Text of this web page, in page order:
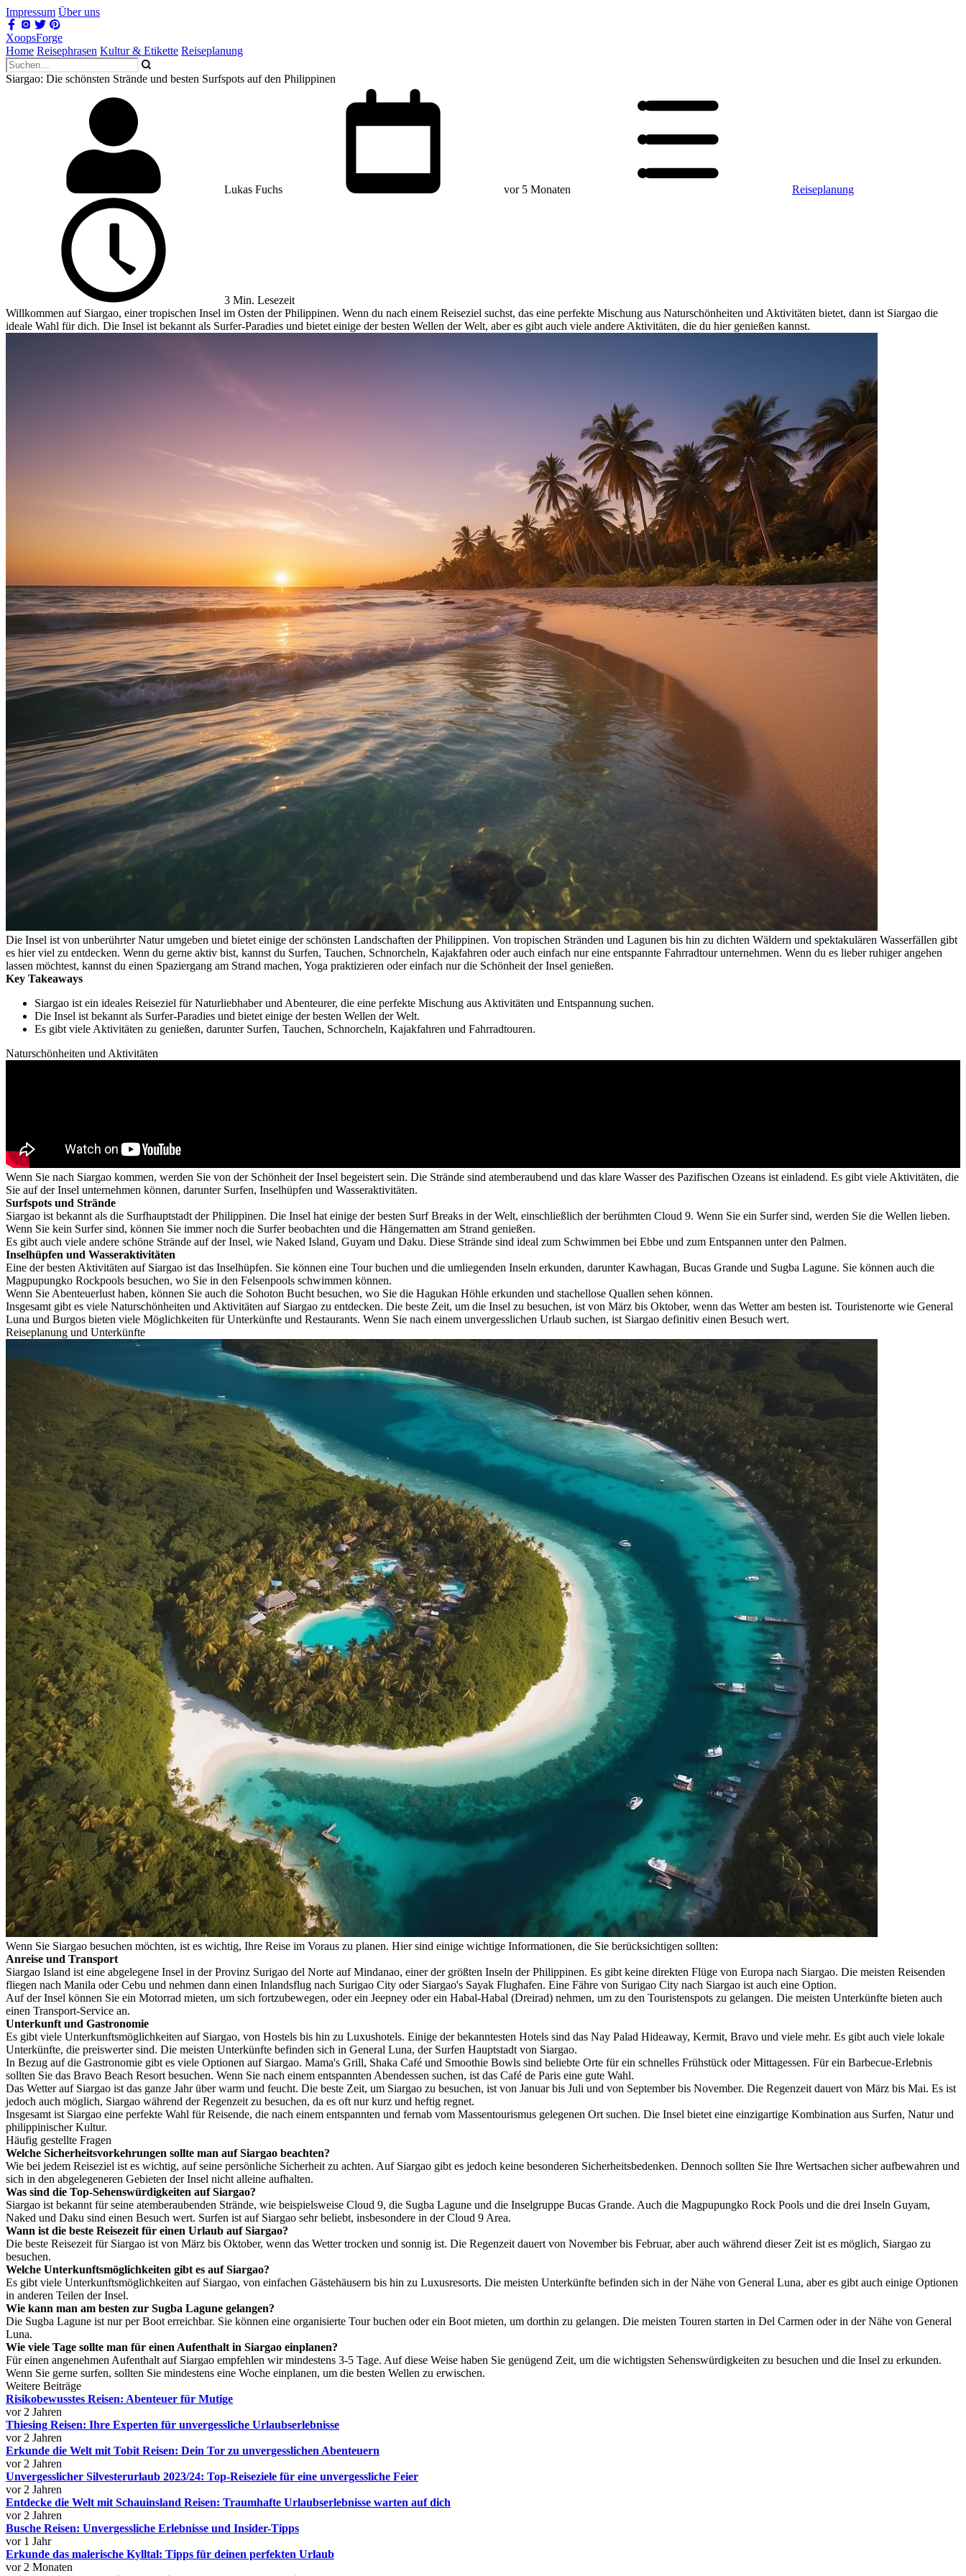
Impressum Über uns
XoopsForge
Home Reisephrasen Kultur & Etikette Reiseplanung
Siargao: Die schönsten Strände und besten Surfspots auf den Philippinen
Lukas Fuchs vor 5 Monaten Reiseplanung
3 Min. Lesezeit
Willkommen auf Siargao, einer tropischen Insel im Osten der Philippinen. Wenn du nach einem Reiseziel suchst, das eine perfekte Mischung aus Naturschönheiten und Aktivitäten bietet, dann ist Siargao die
ideale Wahl für dich. Die Insel ist bekannt als Surfer-Paradies und bietet einige der besten Wellen der Welt, aber es gibt auch viele andere Aktivitäten, die du hier genießen kannst.
Die Insel ist von unberührter Natur umgeben und bietet einige der schönsten Landschaften der Philippinen. Von tropischen Stränden und Lagunen bis hin zu dichten Wäldern und spektakulären Wasserfällen gibt
es hier viel zu entdecken. Wenn du gerne aktiv bist, kannst du Surfen, Tauchen, Schnorcheln, Kajakfahren oder auch einfach nur eine entspannte Fahrradtour unternehmen. Wenn du es lieber ruhiger angehen
lassen möchtest, kannst du einen Spaziergang am Strand machen, Yoga praktizieren oder einfach nur die Schönheit der Insel genießen.
Key Takeaways
Siargao ist ein ideales Reiseziel für Naturliebhaber und Abenteurer, die eine perfekte Mischung aus Aktivitäten und Entspannung suchen.
Die Insel ist bekannt als Surfer-Paradies und bietet einige der besten Wellen der Welt.
Es gibt viele Aktivitäten zu genießen, darunter Surfen, Tauchen, Schnorcheln, Kajakfahren und Fahrradtouren.
Naturschönheiten und Aktivitäten
Wenn Sie nach Siargao kommen, werden Sie von der Schönheit der Insel begeistert sein. Die Strände sind atemberaubend und das klare Wasser des Pazifischen Ozeans ist einladend. Es gibt viele Aktivitäten, die
Sie auf der Insel unternehmen können, darunter Surfen, Inselhüpfen und Wasseraktivitäten.
Surfspots und Strände
Siargao ist bekannt als die Surfhauptstadt der Philippinen. Die Insel hat einige der besten Surf Breaks in der Welt, einschließlich der berühmten Cloud 9. Wenn Sie ein Surfer sind, werden Sie die Wellen lieben.
Wenn Sie kein Surfer sind, können Sie immer noch die Surfer beobachten und die Hängematten am Strand genießen.
Es gibt auch viele andere schöne Strände auf der Insel, wie Naked Island, Guyam und Daku. Diese Strände sind ideal zum Schwimmen bei Ebbe und zum Entspannen unter den Palmen.
Inselhüpfen und Wasseraktivitäten
Eine der besten Aktivitäten auf Siargao ist das Inselhüpfen. Sie können eine Tour buchen und die umliegenden Inseln erkunden, darunter Kawhagan, Bucas Grande und Sugba Lagune. Sie können auch die
Magpupungko Rockpools besuchen, wo Sie in den Felsenpools schwimmen können.
Wenn Sie Abenteuerlust haben, können Sie auch die Sohoton Bucht besuchen, wo Sie die Hagukan Höhle erkunden und stachellose Quallen sehen können.
Insgesamt gibt es viele Naturschönheiten und Aktivitäten auf Siargao zu entdecken. Die beste Zeit, um die Insel zu besuchen, ist von März bis Oktober, wenn das Wetter am besten ist. Touristenorte wie General
Luna und Burgos bieten viele Möglichkeiten für Unterkünfte und Restaurants. Wenn Sie nach einem unvergesslichen Urlaub suchen, ist Siargao definitiv einen Besuch wert.
Reiseplanung und Unterkünfte
Wenn Sie Siargao besuchen möchten, ist es wichtig, Ihre Reise im Voraus zu planen. Hier sind einige wichtige Informationen, die Sie berücksichtigen sollten:
Anreise und Transport
Siargao Island ist eine abgelegene Insel in der Provinz Surigao del Norte auf Mindanao, einer der größten Inseln der Philippinen. Es gibt keine direkten Flüge von Europa nach Siargao. Die meisten Reisenden
fliegen nach Manila oder Cebu und nehmen dann einen Inlandsflug nach Surigao City oder Siargao's Sayak Flughafen. Eine Fähre von Surigao City nach Siargao ist auch eine Option.
Auf der Insel können Sie ein Motorrad mieten, um sich fortzubewegen, oder ein Jeepney oder ein Habal-Habal (Dreirad) nehmen, um zu den Touristenspots zu gelangen. Die meisten Unterkünfte bieten auch
einen Transport-Service an.
Unterkunft und Gastronomie
Es gibt viele Unterkunftsmöglichkeiten auf Siargao, von Hostels bis hin zu Luxushotels. Einige der bekanntesten Hotels sind das Nay Palad Hideaway, Kermit, Bravo und viele mehr. Es gibt auch viele lokale
Unterkünfte, die preiswerter sind. Die meisten Unterkünfte befinden sich in General Luna, der Surfen Hauptstadt von Siargao.
In Bezug auf die Gastronomie gibt es viele Optionen auf Siargao. Mama's Grill, Shaka Café und Smoothie Bowls sind beliebte Orte für ein schnelles Frühstück oder Mittagessen. Für ein Barbecue-Erlebnis
sollten Sie das Bravo Beach Resort besuchen. Wenn Sie nach einem entspannten Abendessen suchen, ist das Café de Paris eine gute Wahl.
Das Wetter auf Siargao ist das ganze Jahr über warm und feucht. Die beste Zeit, um Siargao zu besuchen, ist von Januar bis Juli und von September bis November. Die Regenzeit dauert von März bis Mai. Es ist
jedoch auch möglich, Siargao während der Regenzeit zu besuchen, da es oft nur kurz und heftig regnet.
Insgesamt ist Siargao eine perfekte Wahl für Reisende, die nach einem entspannten und fernab vom Massentourismus gelegenen Ort suchen. Die Insel bietet eine einzigartige Kombination aus Surfen, Natur und
philippinischer Kultur.
Häufig gestellte Fragen
Welche Sicherheitsvorkehrungen sollte man auf Siargao beachten?
Wie bei jedem Reiseziel ist es wichtig, auf seine persönliche Sicherheit zu achten. Auf Siargao gibt es jedoch keine besonderen Sicherheitsbedenken. Dennoch sollten Sie Ihre Wertsachen sicher aufbewahren und
sich in den abgelegeneren Gebieten der Insel nicht alleine aufhalten.
Was sind die Top-Sehenswürdigkeiten auf Siargao?
Siargao ist bekannt für seine atemberaubenden Strände, wie beispielsweise Cloud 9, die Sugba Lagune und die Inselgruppe Bucas Grande. Auch die Magpupungko Rock Pools und die drei Inseln Guyam,
Naked und Daku sind einen Besuch wert. Surfen ist auf Siargao sehr beliebt, insbesondere in der Cloud 9 Area.
Wann ist die beste Reisezeit für einen Urlaub auf Siargao?
Die beste Reisezeit für Siargao ist von März bis Oktober, wenn das Wetter trocken und sonnig ist. Die Regenzeit dauert von November bis Februar, aber auch während dieser Zeit ist es möglich, Siargao zu
besuchen.
Welche Unterkunftsmöglichkeiten gibt es auf Siargao?
Es gibt viele Unterkunftsmöglichkeiten auf Siargao, von einfachen Gästehäusern bis hin zu Luxusresorts. Die meisten Unterkünfte befinden sich in der Nähe von General Luna, aber es gibt auch einige Optionen
in anderen Teilen der Insel.
Wie kann man am besten zur Sugba Lagune gelangen?
Die Sugba Lagune ist nur per Boot erreichbar. Sie können eine organisierte Tour buchen oder ein Boot mieten, um dorthin zu gelangen. Die meisten Touren starten in Del Carmen oder in der Nähe von General
Luna.
Wie viele Tage sollte man für einen Aufenthalt in Siargao einplanen?
Für einen angenehmen Aufenthalt auf Siargao empfehlen wir mindestens 3-5 Tage. Auf diese Weise haben Sie genügend Zeit, um die wichtigsten Sehenswürdigkeiten zu besuchen und die Insel zu erkunden.
Wenn Sie gerne surfen, sollten Sie mindestens eine Woche einplanen, um die besten Wellen zu erwischen.
Weitere Beiträge
Risikobewusstes Reisen: Abenteuer für Mutige
vor 2 Jahren
Thiesing Reisen: Ihre Experten für unvergessliche Urlaubserlebnisse
vor 2 Jahren
Erkunde die Welt mit Tobit Reisen: Dein Tor zu unvergesslichen Abenteuern
vor 2 Jahren
Unvergesslicher Silvesterurlaub 2023/24: Top-Reiseziele für eine unvergessliche Feier
vor 2 Jahren
Entdecke die Welt mit Schauinsland Reisen: Traumhafte Urlaubserlebnisse warten auf dich
vor 2 Jahren
Busche Reisen: Unvergessliche Erlebnisse und Insider-Tipps
vor 1 Jahr
Erkunde das malerische Kylltal: Tipps für deinen perfekten Urlaub
vor 2 Monaten